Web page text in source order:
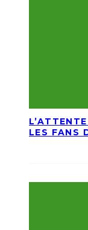
LES FANS